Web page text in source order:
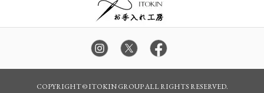
COPYRIGHT © ITOKIN GROUP ALL RIGHTS RESERVED.